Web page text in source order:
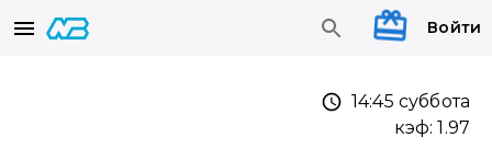
Войти
14:45 суббота
кэф:1.97